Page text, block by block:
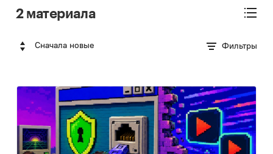
2 материала
Сначала новые Фильтры